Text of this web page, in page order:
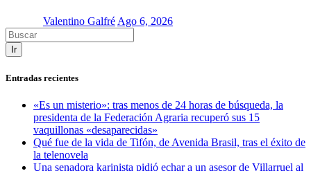
Valentino GalfréAgo 6, 2026
Ir
Entradas recientes
«Es un misterio»: tras menos de 24 horas de búsqueda, la
presidenta de la Federación Agraria recuperó sus 15
vaquillonas «desaparecidas»
Qué fue de la vida de Tifón, de Avenida Brasil, tras el éxito de
la telenovela
Una senadora karinista pidió echar a un asesor de Villarruel al